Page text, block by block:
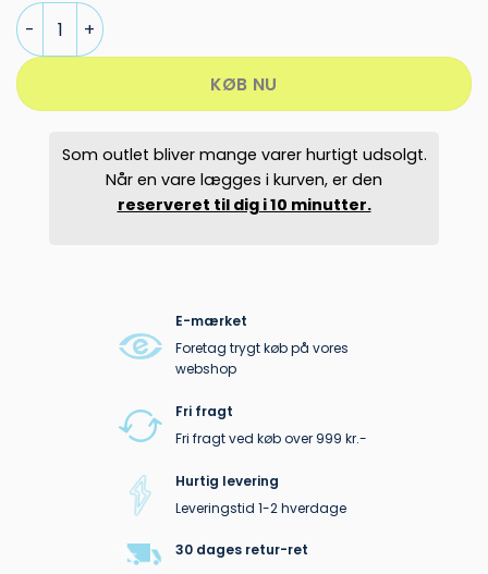
SLOPE ZUKO SKIJAKKE DAME antal
KØB NU
Som outlet bliver mange varer hurtigt udsolgt.
Når en vare lægges i kurven, er den
reserveret til dig i 10 minutter.
E-mærket
Foretag trygt køb på vores
webshop
Fri fragt
Fri fragt ved køb over 999 kr.-
Hurtig levering
Leveringstid 1-2 hverdage
30 dages retur-ret